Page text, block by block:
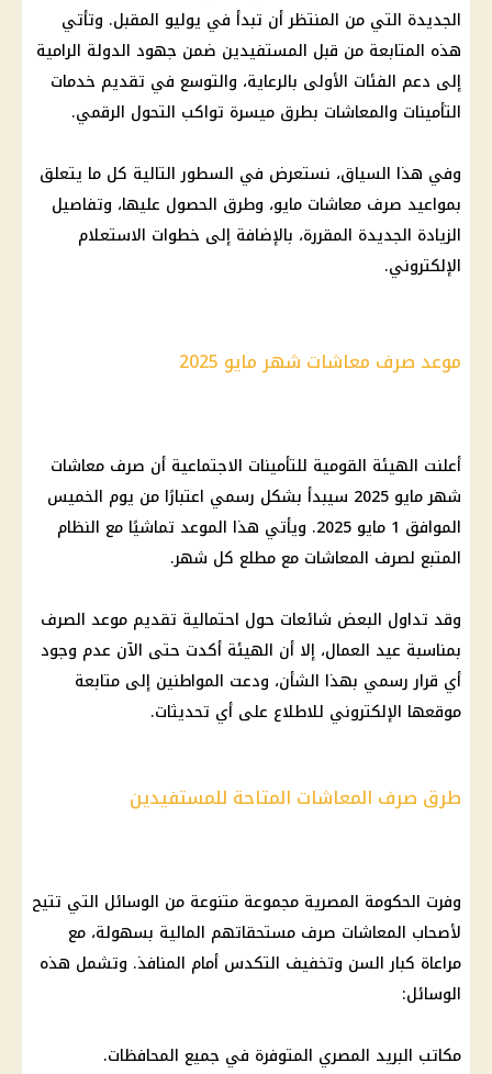
الجديدة التي من المنتظر أن تبدأ في يوليو المقبل. وتأتي
هذه المتابعة من قبل المستفيدين ضمن جهود الدولة الرامية
إلى دعم الفئات الأولى بالرعاية، والتوسع في تقديم خدمات
التأمينات والمعاشات بطرق ميسرة تواكب التحول الرقمي.
وفي هذا السياق، نستعرض في السطور التالية كل ما يتعلق
بمواعيد صرف معاشات مايو، وطرق الحصول عليها، وتفاصيل
الزيادة الجديدة المقررة، بالإضافة إلى خطوات الاستعلام
الإلكتروني.
موعد صرف معاشات شهر مايو 2025
أعلنت الهيئة القومية للتأمينات الاجتماعية أن صرف معاشات
شهر مايو 2025 سيبدأ بشكل رسمي اعتبارًا من يوم الخميس
الموافق 1 مايو 2025. ويأتي هذا الموعد تماشيًا مع النظام
المتبع لصرف المعاشات مع مطلع كل شهر.
وقد تداول البعض شائعات حول احتمالية تقديم موعد الصرف
بمناسبة عيد العمال، إلا أن الهيئة أكدت حتى الآن عدم وجود
أي قرار رسمي بهذا الشأن، ودعت المواطنين إلى متابعة
موقعها الإلكتروني للاطلاع على أي تحديثات.
طرق صرف المعاشات المتاحة للمستفيدين
وفرت الحكومة المصرية مجموعة متنوعة من الوسائل التي تتيح
لأصحاب المعاشات صرف مستحقاتهم المالية بسهولة، مع
مراعاة كبار السن وتخفيف التكدس أمام المنافذ. وتشمل هذه
الوسائل:
مكاتب البريد المصري المتوفرة في جميع المحافظات.